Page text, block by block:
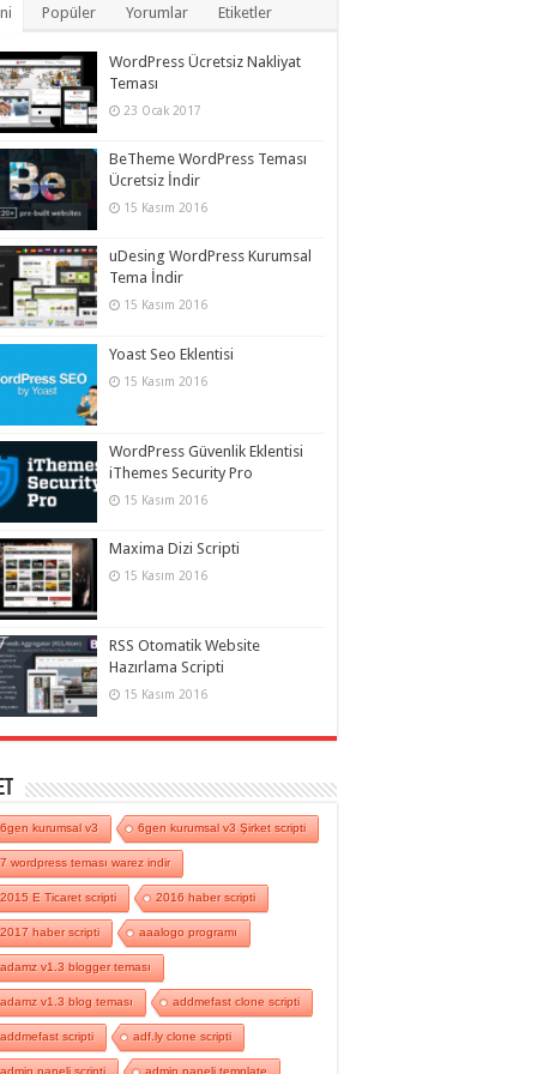
Popüler Yorumlar Etiketler
WordPress Ücretsiz Nakliyat
Teması
23 Ocak 2017
BeTheme WordPress Teması
Ücretsiz İndir
15 Kasım 2016
uDesing WordPress Kurumsal
Tema İndir
15 Kasım 2016
Yoast Seo Eklentisi
15 Kasım 2016
WordPress Güvenlik Eklentisi
iThemes Security Pro
15 Kasım 2016
Maxima Dizi Scripti
15 Kasım 2016
RSS Otomatik Website
Hazırlama Scripti
15 Kasım 2016
6gen kurumsal v3 6gen kurumsal v3 Şirket scripti
7 wordpress teması warez indir
2015 E Ticaret scripti 2016 haber scripti
2017 haber scripti aaalogo programı
adamz v1.3 blogger teması
adamz v1.3 blog teması addmefast clone scripti
addmefast scripti adf.ly clone scripti
admin paneli scripti admin paneli template